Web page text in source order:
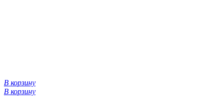
В корзину
В корзину